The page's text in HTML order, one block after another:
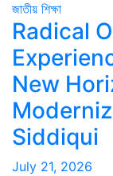
জাতীয় শিক্ষা
Radical
New
Siddiqui
July 21, 2026